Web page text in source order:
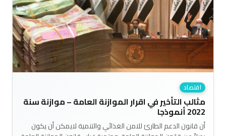
اقتصاد
مثالب التأخير في اقرار الموازنة العامة – موازنة سنة
2022 أنموذجا
أن قانون الدعم الطارئ للامن الغذائي والتنمية لايمكن أن يكون